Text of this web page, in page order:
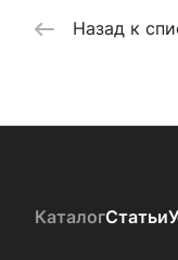
Назад к
КаталогСтатьи